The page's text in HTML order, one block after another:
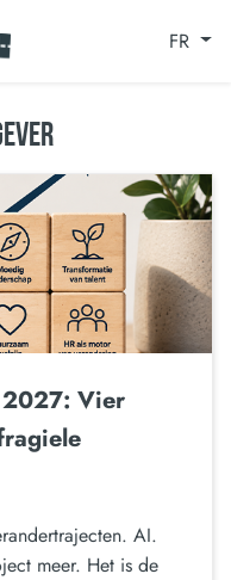
FR
2027: Vier
AI.
meer. Het is de